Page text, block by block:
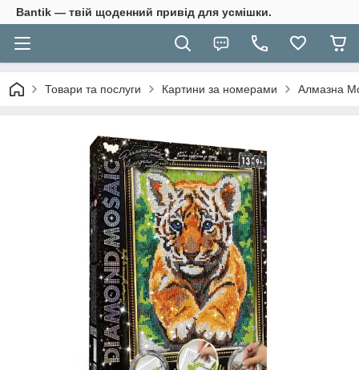
Bantik — твій щоденний привід для усмішки.
Товари та послуги Картини за номерами Алмазна